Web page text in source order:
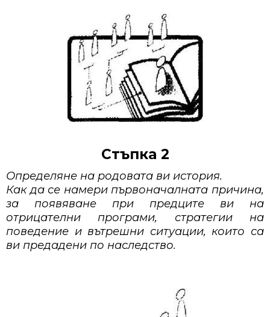
Стъпка 2
Определяне на родовата ви история.
Как да се намери първоначалната причина,
за появяване при предците ви на
отрицателни програми, стратегии на
поведение и вътрешни ситуации, които са
ви предадени по наследство.